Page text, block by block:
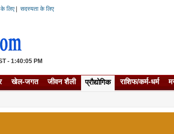
के लिए| सदस्यता के लिए
- 1:40:05 PM
खेल-जगत जीवन शैली प्रौद्योगिक राशिफ/कर्म-धर्म